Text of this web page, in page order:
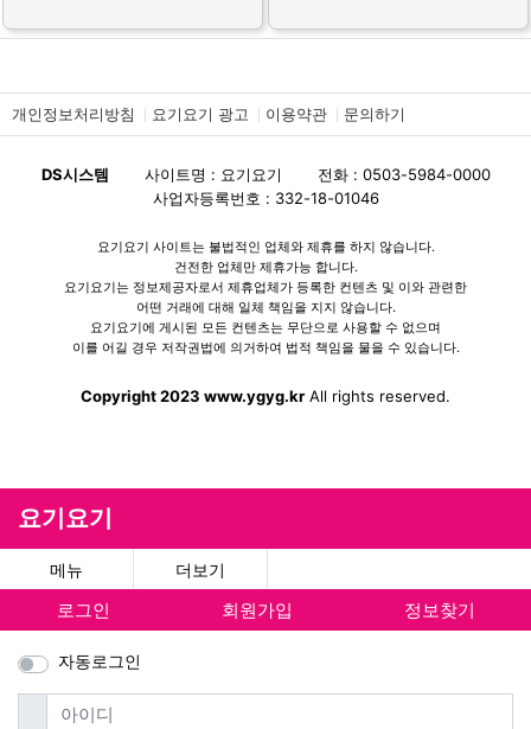
개인정보처리방침 요기요기 광고 이용약관 문의하기
DS시스템 사이트명 : 요기요기
전화 : 0503-5984-0000
사업자등록번호 : 332-18-01046
요기요기 사이트는 불법적인 업체와 제휴를 하지 않습니다.
건전한 업체만 제휴가능 합니다.
요기요기는 정보제공자로서 제휴업체가 등록한 컨텐츠 및 이와 관련한
어떤 거래에 대해 일체 책임을 지지 않습니다.
요기요기에 게시된 모든 컨텐츠는 무단으로 사용할 수 없으며
이를 어길 경우 저작권법에 의거하여 법적 책임을 물을 수 있습니다.
Copyright 2023 www.ygyg.kr All rights reserved.
요기요기
메뉴 더보기
로그인 회원가입 정보찾기
자동로그인
아이디필수